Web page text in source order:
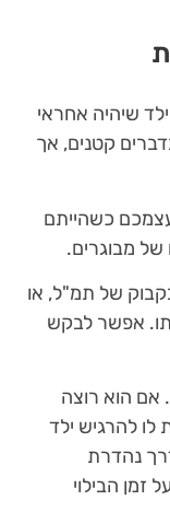
שיהיה אחראי
קטנים, אך
כשהייתם
של מבוגרים.
של תמ"ל, או
אפשר לבקש
אם הוא רוצה
להרגיש ילד
נהדרת
זמן הבילוי